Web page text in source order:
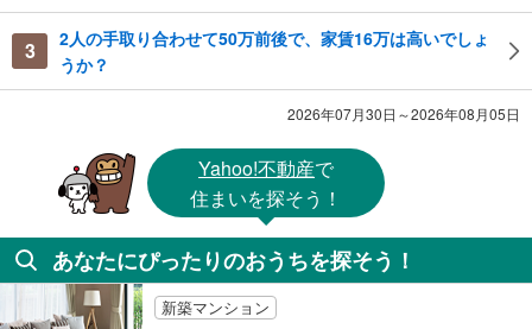
3
2人の手取り合わせて50万前後で、家賃16万は高いでしょ
うか？
2026年07月30日～2026年08月05日
Yahoo!不動産で
住まいを探そう！
あなたにぴったりのおうちを探そう！
新築マンション